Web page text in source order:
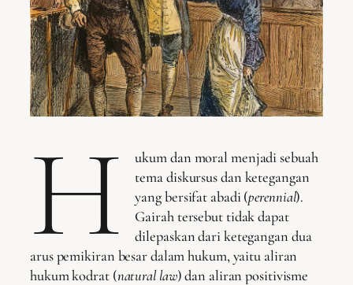
H
ukum dan moral menjadi sebuah
tema diskursus dan ketegangan
yang bersifat abadi (perennial).
Gairah tersebut tidak dapat
dilepaskan dari ketegangan dua
arus pemikiran besar dalam hukum, yaitu aliran
hukum kodrat (natural law) dan aliran positivisme